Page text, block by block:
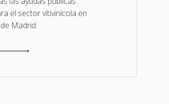
el sector vitivinícola en
Madrid